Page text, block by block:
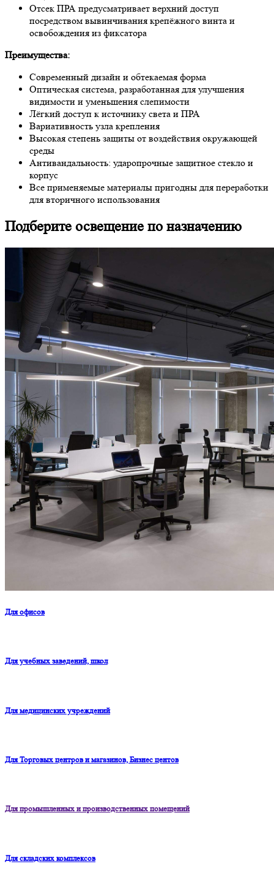
Отсек ПРА предусматривает верхний доступ
посредством вывинчивания крепёжного винта и
освобождения из фиксатора
Преимущества:
Современный дизайн и обтекаемая форма
Оптическая система, разработанная для улучшения
видимости и уменьшения слепимости
Лёгкий доступ к источнику света и ПРА
Вариативность узла крепления
Высокая степень защиты от воздействия окружающей
среды
Антивандальность: ударопрочные защитное стекло и
корпус
Все применяемые материалы пригодны для переработки
для вторичного использования
Подберите освещение по назначению
Для офисов
Для учебных заведений, школ
Для медицинских учреждений
Для Торговых центров и магазинов, Бизнес центов
Для промышленных и производственных помещений
Для складских комплексов